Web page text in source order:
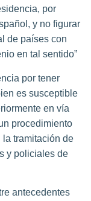
por
y no figurar
de países con
en tal sentido”
por tener
es susceptible
en vía
procedimiento
la tramitación de
y policiales de
antecedentes